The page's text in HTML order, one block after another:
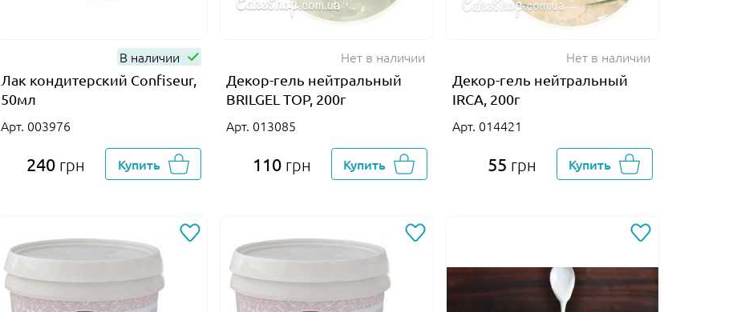
В наличии
Лак кондитерский Confiseur,
50мл
Арт. 003976
240 грн Купить
Нет в наличии
Декор-гель нейтральный
BRILGEL TOP, 200г
Арт. 013085
110грн Купить
Нет в наличии
Декор-гель нейтральный
IRCA, 200г
Арт. 014421
55 грн Купить